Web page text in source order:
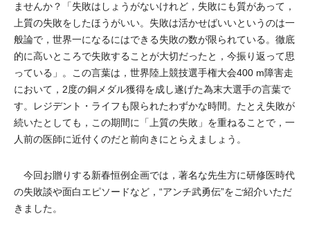
ませんか？「失敗はしょうがないけれど，失敗にも質があって，
上質の失敗をしたほうがいい。失敗は活かせばいいというのは一
般論で，世界一になるにはできる失敗の数が限られている。徹底
的に高いところで失敗することが大切だったと，今振り返って思
っている」。この言葉は，世界陸上競技選手権大会400 m障害走
において，2度の銅メダル獲得を成し遂げた為末大選手の言葉で
す。レジデント・ライフも限られたわずかな時間。たとえ失敗が
続いたとしても，この期間に「上質の失敗」を重ねることで，一
人前の医師に近付くのだと前向きにとらえましょう。
今回お贈りする新春恒例企画では，著名な先生方に研修医時代
の失敗談や面白エピソードなど，“アンチ武勇伝”をご紹介いただ
きました。